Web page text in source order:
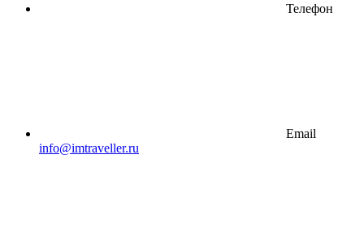
Телефон
Email
info@imtraveller.ru